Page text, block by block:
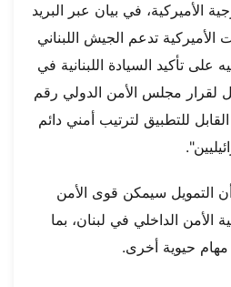
الأميركية، في بيان عبر البريد
الأميركية تدعم الجيش اللبناني
تأكيد السيادة اللبنانية في
لقرار مجلس الأمن الدولي رقم
القابل للتطبيق لترتيب أمني دائم
التمويل سيمكن قوى الأمن
الأمن الداخلي في لبنان، بما
مهام حيوية أخرى.